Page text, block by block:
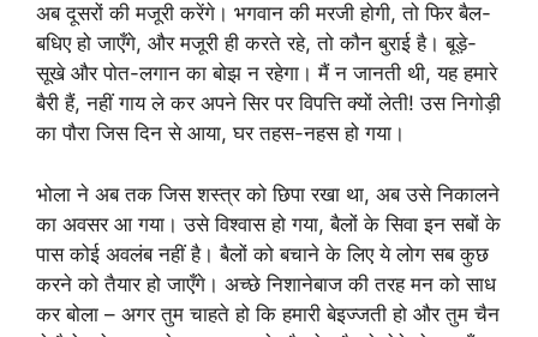
अब दूसरों की मजूरी करेंगे। भगवान की मरजी होगी, तो फिर बैल-
बधिए हो जाएँगे, और मजूरी ही करते रहे, तो कौन बुराई है। बूड़े-
सूखे और पोत-लगान का बोझ न रहेगा। मैं न जानती थी, यह हमारे
बैरी हैं, नहीं गाय ले कर अपने सिर पर विपत्ति क्यों लेती! उस निगोड़ी
का पौरा जिस दिन से आया, घर तहस-नहस हो गया।
भोला ने अब तक जिस शस्त्र को छिपा रखा था, अब उसे निकालने
का अवसर आ गया। उसे विश्वास हो गया, बैलों के सिवा इन सबों के
पास कोई अवलंब नहीं है। बैलों को बचाने के लिए ये लोग सब कुछ
करने को तैयार हो जाएँगे। अच्छे निशानेबाज की तरह मन को साध
कर बोला – अगर तुम चाहते हो कि हमारी बेइज्जती हो और तुम चैन